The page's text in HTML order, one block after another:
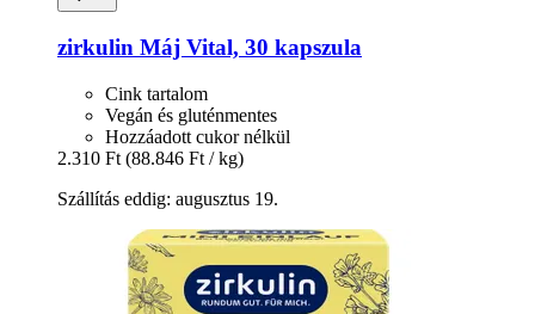
zirkulin Máj Vital, 30 kapszula
Cink tartalom
Vegán és gluténmentes
Hozzáadott cukor nélkül
2.310 Ft (88.846 Ft / kg)
Szállítás eddig: augusztus 19.